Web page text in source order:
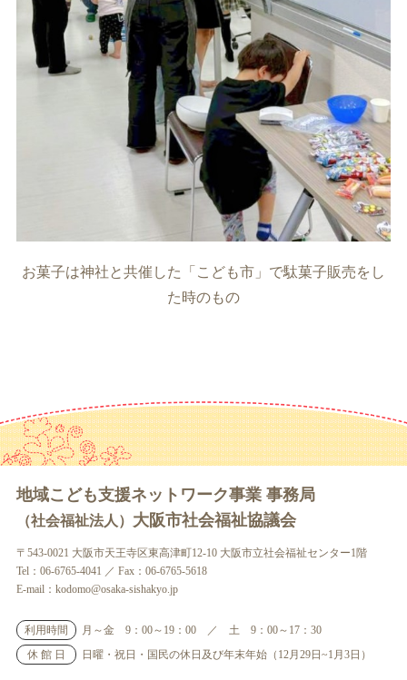
お菓子は神社と共催した「こども市」で駄菓子販売をし
た時のもの
地域こども支援ネットワーク事業 事務局
（社会福祉法人） 大阪市社会福祉協議会
〒543-0021 大阪市天王寺区東高津町12-10 大阪市立社会福祉センター1階
Tel：06-6765-4041 ／ Fax：06-6765-5618
E-mail：kodomo@osaka-sishakyo.jp
利用時間
月～金 9：00～19：00 ／ 土 9：00～17：30
休 館 日
日曜・祝日・国民の休日及び年末年始（12月29日~1月3日）